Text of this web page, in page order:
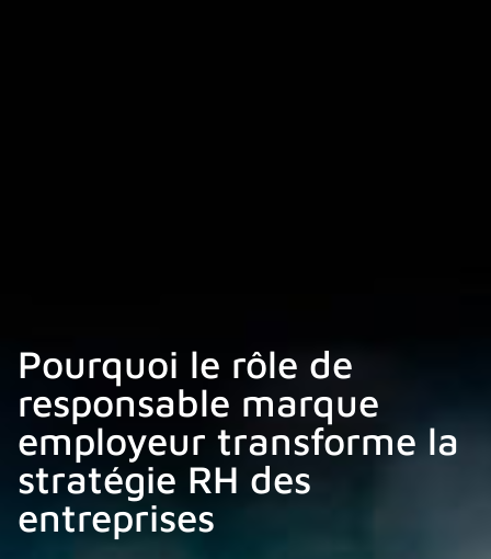
Pourquoi le rôle de
responsable marque
employeur transforme la
stratégie RH des
entreprises